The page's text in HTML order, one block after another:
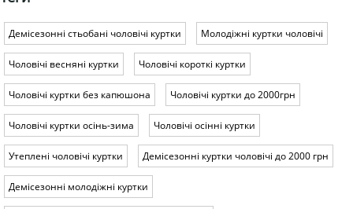
Демісезонні стьобані чоловічі куртки Молодіжні куртки чоловічі
Чоловічі весняні куртки Чоловічі короткі куртки
Чоловічі куртки без капюшона Чоловічі куртки до 2000грн
Чоловічі куртки осінь-зима Чоловічі осінні куртки
Утеплені чоловічі куртки Демісезонні куртки чоловічі до 2000 грн
Демісезонні молодіжні куртки